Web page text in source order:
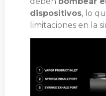
dispositivos, lo
limitaciones en la